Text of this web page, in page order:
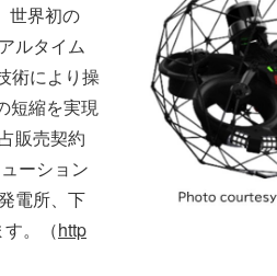
世界初の
ルタイム
術により操
短縮を実現
販売契約
ーション
電所、下
。（http